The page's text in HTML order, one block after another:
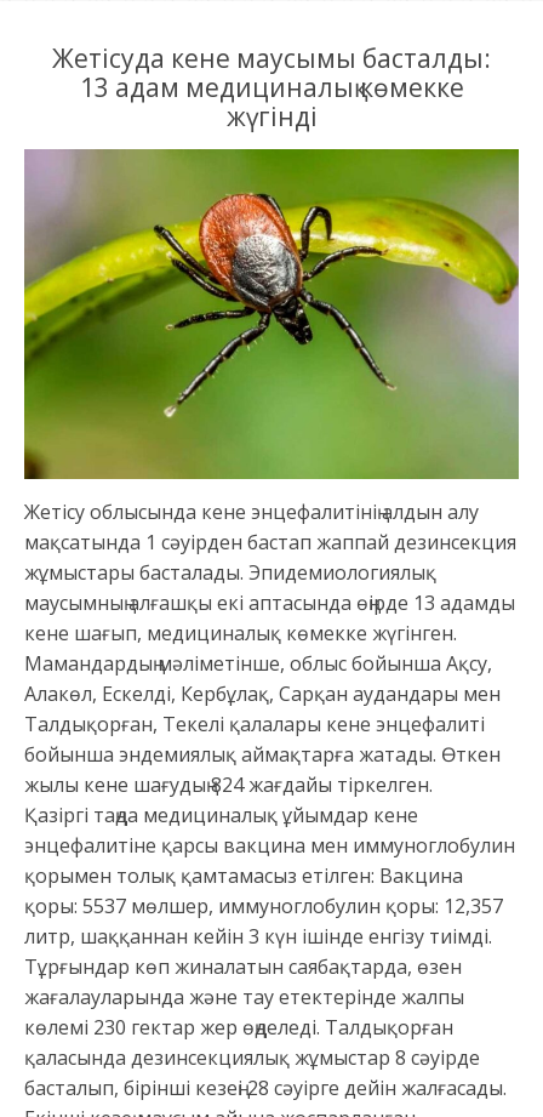
Жетісуда кене маусымы басталды:
13 адам медициналық көмекке
жүгінді
Жетісу облысында кене энцефалитінің алдын алу
мақсатында 1 сәуірден бастап жаппай дезинсекция
жұмыстары басталады. Эпидемиологиялық
маусымның алғашқы екі аптасында өңірде 13 адамды
кене шағып, медициналық көмекке жүгінген.
Мамандардың мәліметінше, облыс бойынша Ақсу,
Алакөл, Ескелді, Кербұлақ, Сарқан аудандары мен
Талдықорған, Текелі қалалары кене энцефалиті
бойынша эндемиялық аймақтарға жатады. Өткен
жылы кене шағудың 824 жағдайы тіркелген.
Қазіргі таңда медициналық ұйымдар кене
энцефалитіне қарсы вакцина мен иммуноглобулин
қорымен толық қамтамасыз етілген: Вакцина
қоры: 5537 мөлшер, иммуноглобулин қоры: 12,357
литр, шаққаннан кейін 3 күн ішінде енгізу тиімді.
Тұрғындар көп жиналатын саябақтарда, өзен
жағалауларында және тау етектерінде жалпы
көлемі 230 гектар жер өңделеді. Талдықорған
қаласында дезинсекциялық жұмыстар 8 сәуірде
басталып, бірінші кезеңі 28 сәуірге дейін жалғасады.